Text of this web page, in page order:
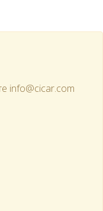
info@cicar.com